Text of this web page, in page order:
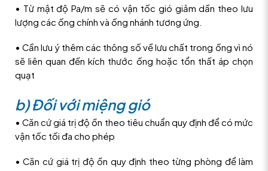
• Từ mật độ Pa/m sẽ có vận tốc gió giảm dần theo lưu
lượng các ống chính và ống nhánh tương ứng.
• Cần lưu ý thêm các thông số về lưu chất trong ống vì nó
sẽ liên quan đến kích thước ống hoặc tổn thất áp chọn
quạt
b) Đối với miệng gió
• Căn cứ giá trị độ ồn theo tiêu chuẩn quy định để có mức
vận tốc tối đa cho phép
• Căn cứ giá trị độ ồn quy định theo từng phòng để làm